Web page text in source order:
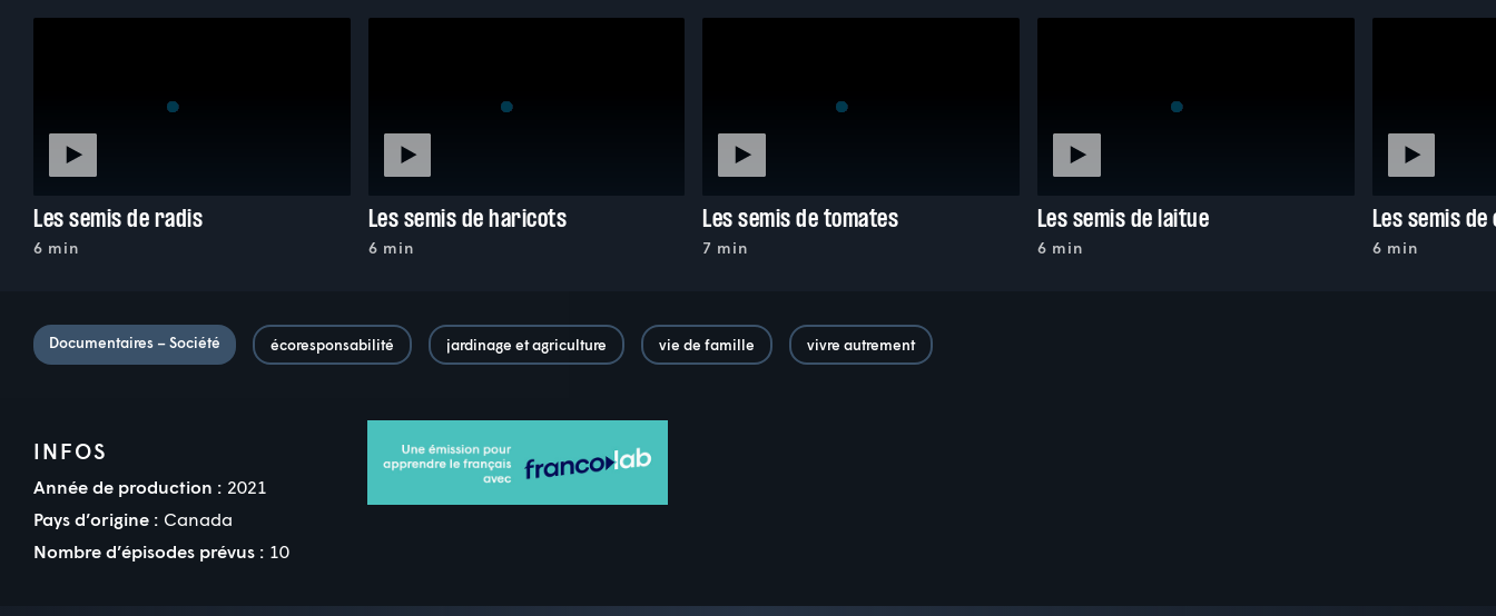
Les semis de radis
6 min
Les semis de haricots
6 min
Les semis de tomates
7 min
Les semis de laitue
6 min
Les semis
6 min
Documentaires – Société écoresponsabilité jardinage et agriculture vie de famille vivre autrement
INFOS
Année de production : 2021
Pays d’origine : Canada
Nombre d’épisodes prévus : 10